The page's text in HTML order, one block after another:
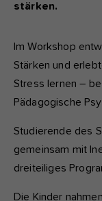
stärken.
Im Workshop
Stärken und
Stress lernen –
Pädagogische
Studierende des
gemeinsam mit
dreiteiliges
Die Kinder